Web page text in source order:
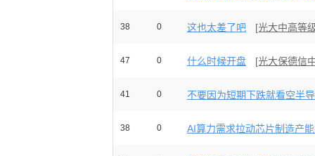
38 0 这也太差了吧 [光大中高等
47 0 什么时候开盘 [光大保德信
41 0 不要因为短期下跌就看空半
38 0 AI算力需求拉动芯片制造产